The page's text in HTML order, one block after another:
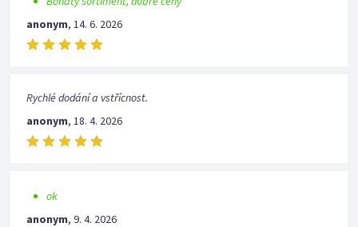
anonym,14. 6. 2026
Rychlé dodání a vstřícnost.
anonym,18. 4. 2026
ok
anonym,9. 4. 2026